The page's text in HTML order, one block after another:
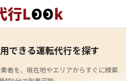
できる運転代行を探す
者を、現在地やエリアからすぐに検索